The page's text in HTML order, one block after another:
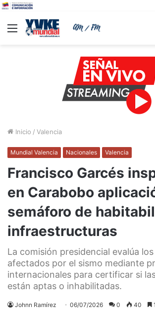
Menu
Inicio / Valencia
Mundial Valencia Nacionales Valencia
Francisco Garcés
en Carabobo
semáforo de
infraestructuras
La comisión presidencial evalúa
afectados por el sismo mediante
internacionales para certificar si
están aptas o inhabilitadas.
Johnn Ramírez 06/07/2026 0 40